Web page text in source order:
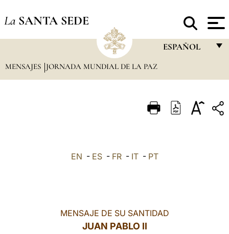
La SANTA SEDE
ESPAÑOL
ITALIANO
MENSAJES JORNADA MUNDIAL DE LA PAZ
EN - ES- FR- IT- PT
MENSAJE DE SU SANTIDAD
JUAN PABLO II